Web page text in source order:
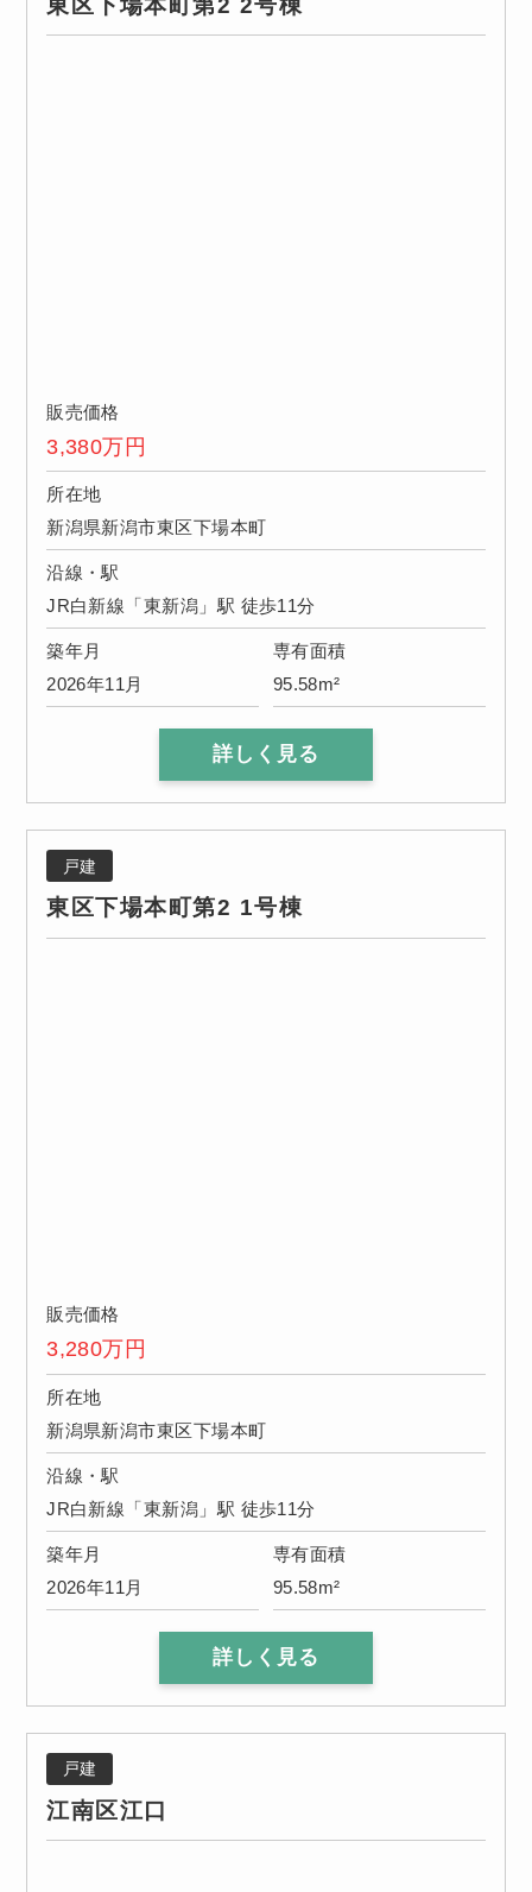
販売価格
3,380万円
所在地
新潟県新潟市東区下場本町
沿線・駅
JR白新線「東新潟」駅 徒歩11分
築年月
2026年11月
専有面積
95.58m²
詳しく見る
戸建
東区下場本町第2 1号棟
販売価格
3,280万円
所在地
新潟県新潟市東区下場本町
沿線・駅
JR白新線「東新潟」駅 徒歩11分
築年月
2026年11月
専有面積
95.58m²
詳しく見る
戸建
江南区江口